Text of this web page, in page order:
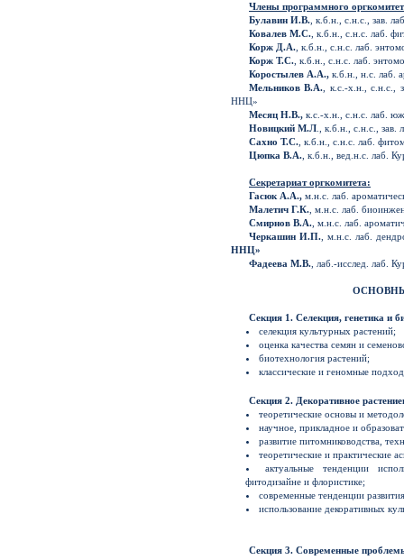
Члены программного
Булавин И.В. , к.б.н., с.н.с., зав.
Ковалев М.С. , к.б.н., с.н.с. лаб.
Корж Д.А. , к.б.н., с.н.с. лаб.
Корж Т.С. , к.б.н., с.н.с. лаб.
Коростылев А.А., к.б.н., н.с. лаб.
Мельников В.А. , к.с.-х.н.,
ННЦ»
Месяц Н.В., к.с.-х.н., с.н.с. лаб.
Новицкий М.Л ., к.б.н., с.н.с.,
Сахно Т.С. , к.б.н., с.н.с. лаб.
Цюпка В.А. , к.б.н., вед.н.с.
Секретариат оргкомитета:
Гасюк А.А., м.н.с. лаб.
Малетич Г.К. , м.н.с. лаб.
Смирнов В.А. , м.н.с. лаб.
Черкашин И.П., м.н.с. лаб.
ННЦ»
Фадеева М.В. , лаб.-исслед. лаб.
Секция 1. Селекция, генетика и
селекция культурных растений;
оценка качества семян и
биотехнология растений;
классические и геномные
Секция 2. Декоративное
теоретические основы и
научное, прикладное и
развитие питомниководства,
теоретические и практические
актуальные тенденции
фитодизайне и флористике;
современные тенденции
использование декоративных
Секция 3. Современные